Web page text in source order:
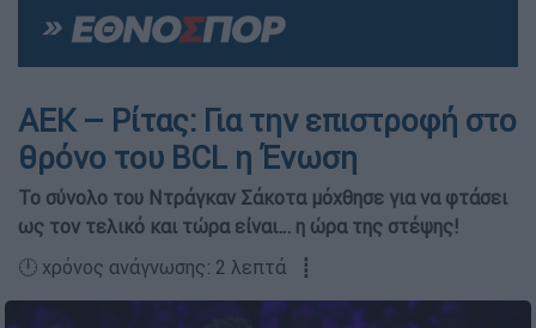
ΑΕΚ – Ρίτας: Για την επιστροφή στο
θρόνο του BCL η Ένωση
Το σύνολο του Ντράγκαν Σάκοτα μόχθησε για να φτάσει
ως τον τελικό και τώρα είναι… η ώρα της στέψης!
🕛 χρόνος ανάγνωσης: 2 λεπτά ┋